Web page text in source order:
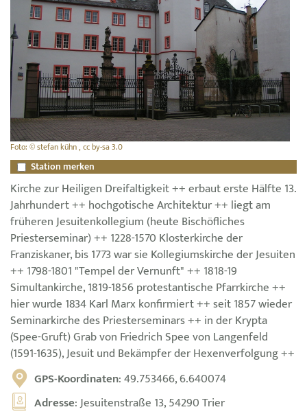
Foto: © stefan kühn , cc by-sa 3.0
Station merken
Kirche zur Heiligen Dreifaltigkeit ++ erbaut erste Hälfte 13.
Jahrhundert ++ hochgotische Architektur ++ liegt am
früheren Jesuitenkollegium (heute Bischöfliches
Priesterseminar) ++ 1228-1570 Klosterkirche der
Franziskaner, bis 1773 war sie Kollegiumskirche der Jesuiten
++ 1798-1801 "Tempel der Vernunft" ++ 1818-19
Simultankirche, 1819-1856 protestantische Pfarrkirche ++
hier wurde 1834 Karl Marx konfirmiert ++ seit 1857 wieder
Seminarkirche des Priesterseminars ++ in der Krypta
(Spee-Gruft) Grab von Friedrich Spee von Langenfeld
(1591-1635), Jesuit und Bekämpfer der Hexenverfolgung ++
GPS-Koordinaten: 49.753466, 6.640074
Adresse: Jesuitenstraße 13, 54290 Trier